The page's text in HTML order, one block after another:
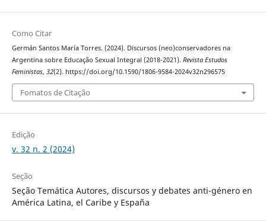
Como Citar
Germán Santos María Torres. (2024). Discursos (neo)conservadores na
Argentina sobre Educação Sexual Integral (2018-2021). Revista Estudos
Feministas, 32(2). https://doi.org/10.1590/1806-9584-2024v32n296575
Fomatos de Citação
Edição
v. 32 n. 2 (2024)
Seção
Seção Temática Autores, discursos y debates anti-género en
América Latina, el Caribe y España